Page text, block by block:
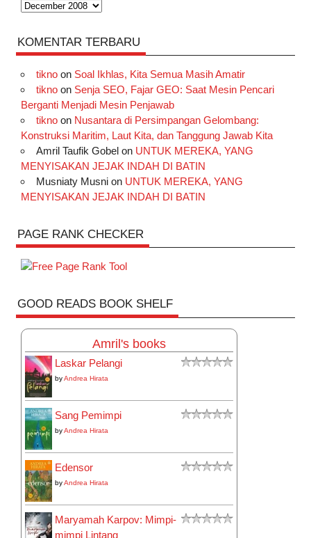
Arsip
KOMENTAR TERBARU
tiknoon Soal Ikhlas, Kita Semua Masih Amatir
tiknoon Senja SEO, Fajar GEO: Saat Mesin Pencari
Berganti Menjadi Mesin Penjawab
tiknoon Nusantara di Persimpangan Gelombang:
Konstruksi Maritim, Laut Kita, dan Tanggung Jawab Kita
Amril Taufik Gobelon UNTUK MEREKA, YANG
MENYISAKAN JEJAK INDAH DI BATIN
Musniaty Musnion UNTUK MEREKA, YANG
MENYISAKAN JEJAK INDAH DI BATIN
PAGE RANK CHECKER
GOOD READS BOOK SHELF
Amril's books
Laskar Pelangi
byAndrea Hirata
Sang Pemimpi
byAndrea Hirata
Edensor
byAndrea Hirata
Maryamah Karpov: Mimpi-
mimpi Lintang